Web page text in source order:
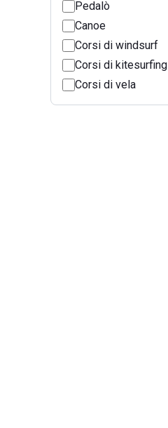
Pedalò
Canoe
Corsi di windsurf
Corsi di kitesurfing
Corsi di vela